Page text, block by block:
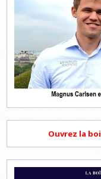
Ouvrez la